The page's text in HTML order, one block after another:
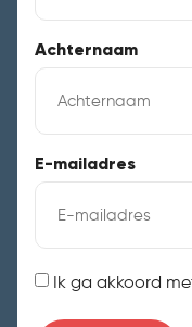
Achternaam
E-mailadres
Instemming
Ik ga akkoord